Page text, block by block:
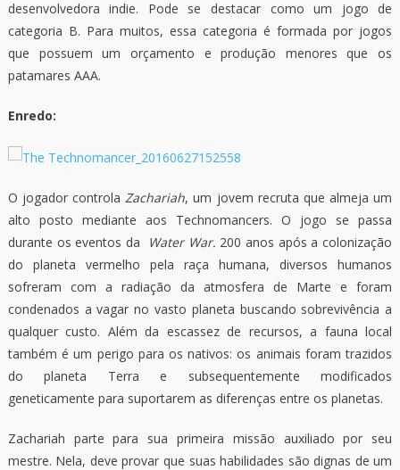
desenvolvedora indie. Pode se destacar como um jogo de
categoria B. Para muitos, essa categoria é formada por jogos
que possuem um orçamento e produção menores que os
patamares AAA.
Enredo:
O jogador controla Zachariah, um jovem recruta que almeja um
alto posto mediante aos Technomancers. O jogo se passa
durante os eventos da Water War. 200 anos após a colonização
do planeta vermelho pela raça humana, diversos humanos
sofreram com a radiação da atmosfera de Marte e foram
condenados a vagar no vasto planeta buscando sobrevivência a
qualquer custo. Além da escassez de recursos, a fauna local
também é um perigo para os nativos: os animais foram trazidos
do planeta Terra e subsequentemente modificados
geneticamente para suportarem as diferenças entre os planetas.
Zachariah parte para sua primeira missão auxiliado por seu
mestre. Nela, deve provar que suas habilidades são dignas de um